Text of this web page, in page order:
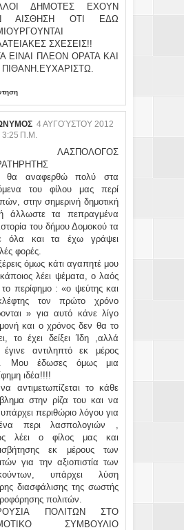
ΔΗΜΟΤΕΣ ΕΧΟΥΝ
ΑΙΣΘΗΣΗ ΟΤΙ ΕΔΩ
ΣΧΕΣΕΙΣ!!
ΕΙΝΑΙ ΠΛΕΟΝ ΟΡΑΤΑ ΚΑΙ
ΠΙΘΑΝΗ.ΕΥΧΑΡΙΣΤΩ.
4 ΑΥΓΟΎΣΤΟΥ 2012
3:25 Π.Μ.
θα αναφερθώ πολύ στα
του φίλου μας περί
στην σημερινή δημοτική
άλλωστε τα πεπραγμένα
του δήμου Δομοκού τα
όλα και τα έχω γράψει
φορές.
όμως κάτι αγαπητέ μου
λέει ψέματα, ο λαός
το περίφημο : «ο ψεύτης και
τον πρώτο χρόνο
» για αυτό κάνε λίγο
και ο χρόνος δεν θα το
το έχει δείξει Ίδη ,αλλά
αντιληπτό εκ μέρος
Μου έδωσες όμως μια
ιδέα!!!!
αντιμετωπίζεται το κάθε
στην ρίζα του και να
περιθώριο λόγου για
περι λασπολογιών ,
λέει ο φίλος μας και
εκ μέρους των
για την αξιοπιστία των
υπάρχει λύση
διασφάλισης της σωστής
πολιτών.
ΠΟΛΙΤΩΝ ΣΤΟ
ΣΥΜΒΟΥΛΙΟ